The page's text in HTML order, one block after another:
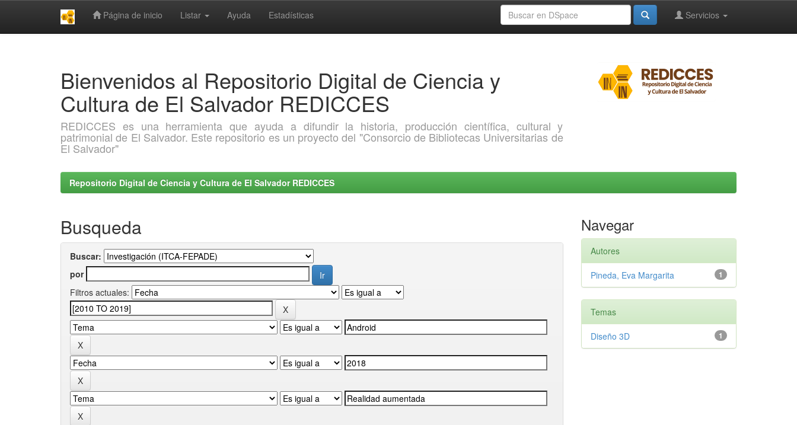
Página de inicio Listar Ayuda Estadísticas Servicios
Bienvenidos al Repositorio Digital de Ciencia y
Cultura de El Salvador REDICCES
REDICCES es una herramienta que ayuda a difundir la historia, producción científica, cultural y
patrimonial de El Salvador. Este repositorio es un proyecto del "Consorcio de Bibliotecas Universitarias de
El Salvador"
Repositorio Digital de Ciencia y Cultura de El Salvador REDICCES
Busqueda
Buscar:
por
Filtros actuales:
Navegar
Autores
1
Pineda, Eva Margarita
Temas
1
Diseño 3D